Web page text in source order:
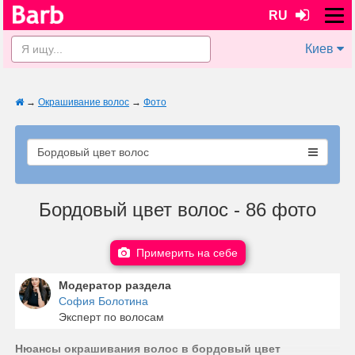
RU
Киев
→ Окрашивание волос → Фото
Бордовый цвет волос
Бордовый цвет волос - 86 фото
Примерить на себе
Модератор раздела
София Болотина
Эксперт по волосам
Нюансы окрашивания волос в бордовый цвет